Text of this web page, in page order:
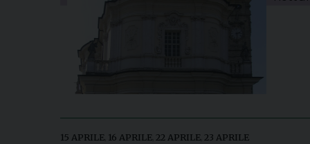
15 APRILE 16 APRILE 22 APRILE 23 APRILE